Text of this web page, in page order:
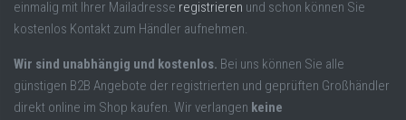
einmalig mit Ihrer Mailadresse registrieren und schon können Sie
kostenlos Kontakt zum Händler aufnehmen.
Wir sind unabhängig und kostenlos. Bei uns können Sie alle
günstigen B2B Angebote der registrierten und geprüften Großhändler
direkt online im Shop kaufen. Wir verlangen keine